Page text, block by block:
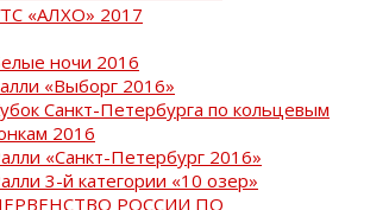
«АЛХО» 2017
ночи 2016
«Выборг 2016»
Санкт-Петербурга по кольцевым
2016
«Санкт-Петербург 2016»
3-й категории «10 озер»
РОССИИ ПО